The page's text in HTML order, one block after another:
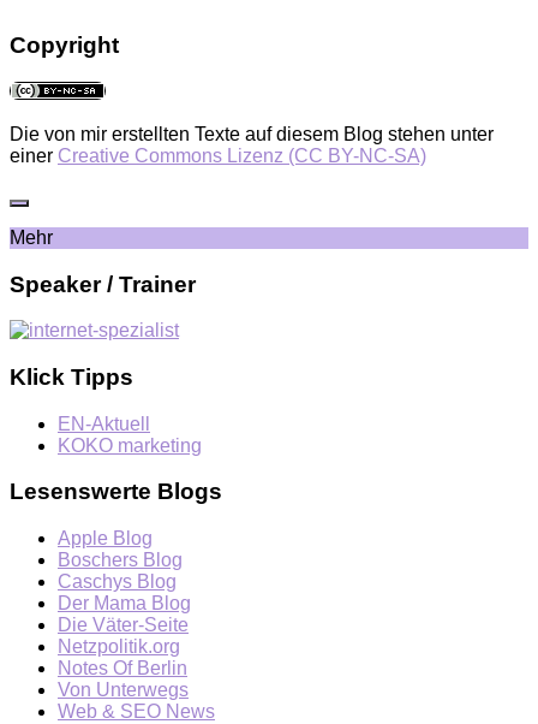
Copyright
Die von mir erstellten Texte auf diesem Blog stehen unter
einer Creative Commons Lizenz (CC BY-NC-SA)
Mehr
Speaker / Trainer
Klick Tipps
EN-Aktuell
KOKO marketing
Lesenswerte Blogs
Apple Blog
Boschers Blog
Caschys Blog
Der Mama Blog
Die Väter-Seite
Netzpolitik.org
Notes Of Berlin
Von Unterwegs
Web & SEO News